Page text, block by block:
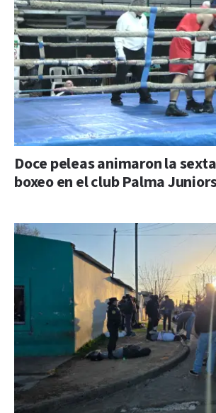
Doce peleas animaron la
boxeo en el club Palma